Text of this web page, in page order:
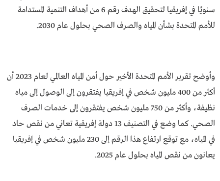
سنويًا في إفريقيا لتحقيق الهدف رقم 6 من أهداف التنمية المستدامة
للأمم المتحدة بشأن المياه والصرف الصحي بحلول عام 2030.
وأوضح تقرير الأمم المتحدة الأخير حول أمن المياه العالمي لعام 2023 أن
أكثر من 400 مليون شخص في إفريقيا يفتقرون إلى الوصول إلى مياه
نظيفة، وأكثر من 750 مليون شخص يفتقرون إلى خدمات الصرف
الصحي. كما وضع في التصنيف 13 دولة إفريقية تعاني من نقص حاد
في المياه، مع توقع ارتفاع هذا الرقم إلى 230 مليون شخص في إفريقيا
يعانون من نقص المياه بحلول عام 2025.